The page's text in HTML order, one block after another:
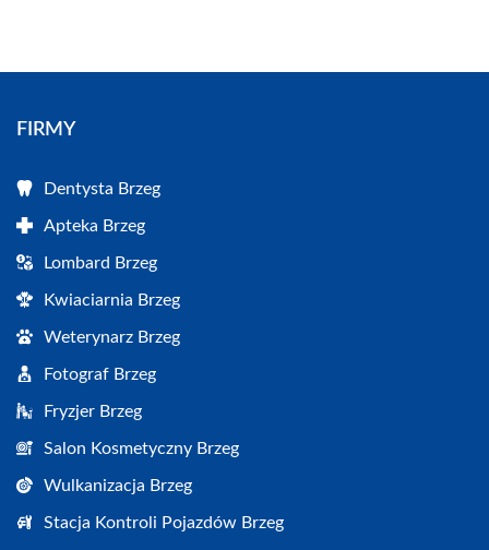
FIRMY
Dentysta Brzeg
Apteka Brzeg
Lombard Brzeg
Kwiaciarnia Brzeg
Weterynarz Brzeg
Fotograf Brzeg
Fryzjer Brzeg
Salon Kosmetyczny Brzeg
Wulkanizacja Brzeg
Stacja Kontroli Pojazdów Brzeg